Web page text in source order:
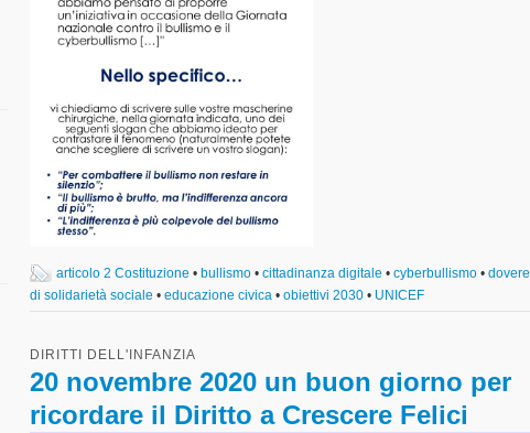
articolo 2 Costituzione • bullismo• cittadinanza digitale • cyberbullismo• dovere
di solidarietà sociale • educazione civica • obiettivi 2030• UNICEF
DIRITTI DELL'INFANZIA
20 novembre 2020 un buon giorno per
ricordare il Diritto a Crescere Felici